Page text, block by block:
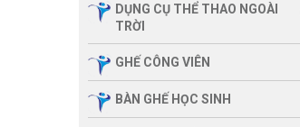
DỤNG CỤ THỂ THAO NGOÀI
TRỜI
GHẾ CÔNG VIÊN
BÀN GHẾ HỌC SINH